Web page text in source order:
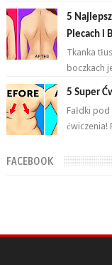
przemian.
5
Plecach i
Tkanka
boczkach
5 Super
Fałdki
ćwiczenia!
FACEBOOK